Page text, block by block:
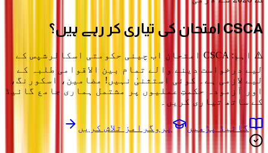
CSCA امتحان کی تیاری کر رہے ہیں؟
⚠️ اہم: CSCA امتحان اب چینی حکومتی اسکالرشپس کے
لیے درخواست دینے والے تمام بین الاقوامی طلبہ کے
لیے لازمی ہے۔ کوئی استثنیٰ نہیں! مضامین، اسکورنگ،
اور آزمودہ حکمتِ عملیوں پر مشتمل ہماری جامع گائیڈ
کے ساتھ تیاری کریں۔
گائیڈ پڑھیں پروگرامز تلاش کریں